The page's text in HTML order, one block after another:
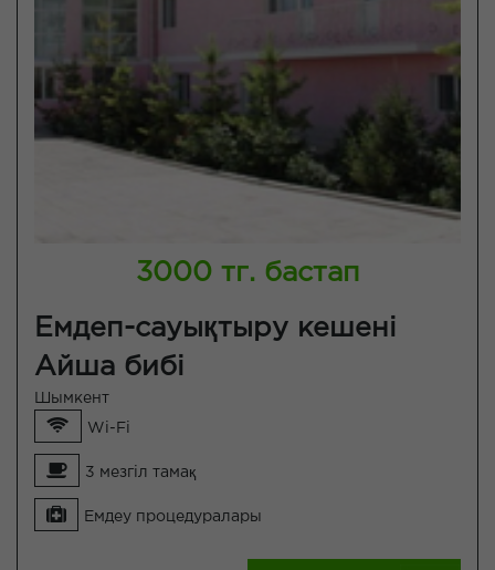
3000 тг. бастап
Емдеп-сауықтыру кешені
Айша бибі
Шымкент
Wi-Fi
3 мезгіл тамақ
Емдеу процедуралары